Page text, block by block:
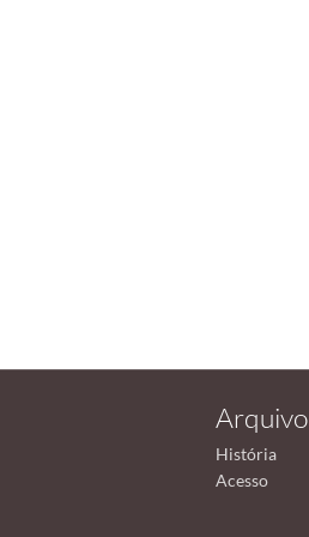
Arquivo
História
Acesso